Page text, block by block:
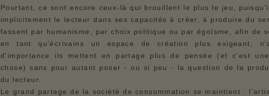
Pourtant, ce sont encore ceux-là qui brouillent le plus le jeu,
implicitement le lecteur dans ses capacités à créer, à produire du
fassent par humanisme, par choix politique ou par égoïsme, afin de
en tant qu’écrivains un espace de création plus exigeant,
d'importance ils mettent en partage plus de pensée (et c'est
chose) sans pour autant poser - ou si peu - la question de la
du lecteur.
Le grand partage de la société de consommation se maintient :